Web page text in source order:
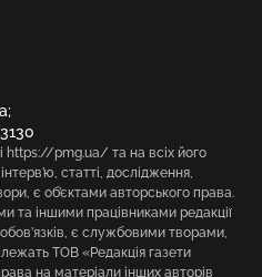
https://pmg.ua/ та на всіх його
статті, дослідження,
є об’єктами авторського права.
та іншими працівниками редакції
є службовими творами,
ТОВ «Редакція газети
на матеріали інших авторів